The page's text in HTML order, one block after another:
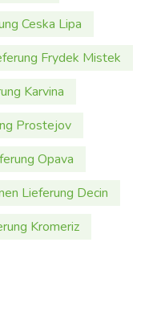
Ceska Lipa
Frydek Mistek
Karvina
Prostejov
Opava
Lieferung Decin
Kromeriz